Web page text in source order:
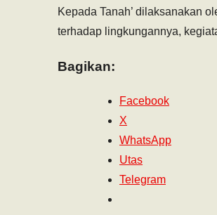
Kepada Tanah’ dilaksanakan
terhadap lingkungannya,
Bagikan:
Facebook
X
WhatsApp
Utas
Telegram